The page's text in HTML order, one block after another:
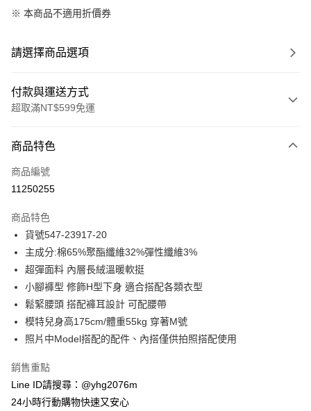
※ 本商品不適用折價券
請選擇商品選項
付款與運送方式
超取滿NT$599免運
信用卡一次付款
信用卡分期付款
合作金庫商業銀行
華南商業銀行
上海商業儲蓄銀行
台北富邦商業銀行
國泰世華商業銀行
臺灣中小企業銀行
台中商業銀行
匯豐（台灣）商業銀行
聯邦商業銀行
元大商業銀行
永豐商業銀行
玉山商業銀行
星展（台灣）商業銀行
台灣樂天信用卡公司
超商取貨付款
LINE Pay
Apple Pay
街口支付
貨到付款
商品特色
商品編號
11250255
商品特色
貨號547-23917-20
主成分:棉65%聚酯纖維32%彈性纖維3%
超彈面料 內層長絨溫暖軟挺
小腳褲型 修飾H型下身 適合搭配各類衣型
鬆緊腰頭 搭配褲耳設計 可配腰帶
模特兒身高175cm/體重55kg 穿著M號
照片中Model搭配的配件、內搭僅供拍照搭配使用
銷售重點
Line ID請搜尋：@yhg2076m
24小時行動購物快速又安心